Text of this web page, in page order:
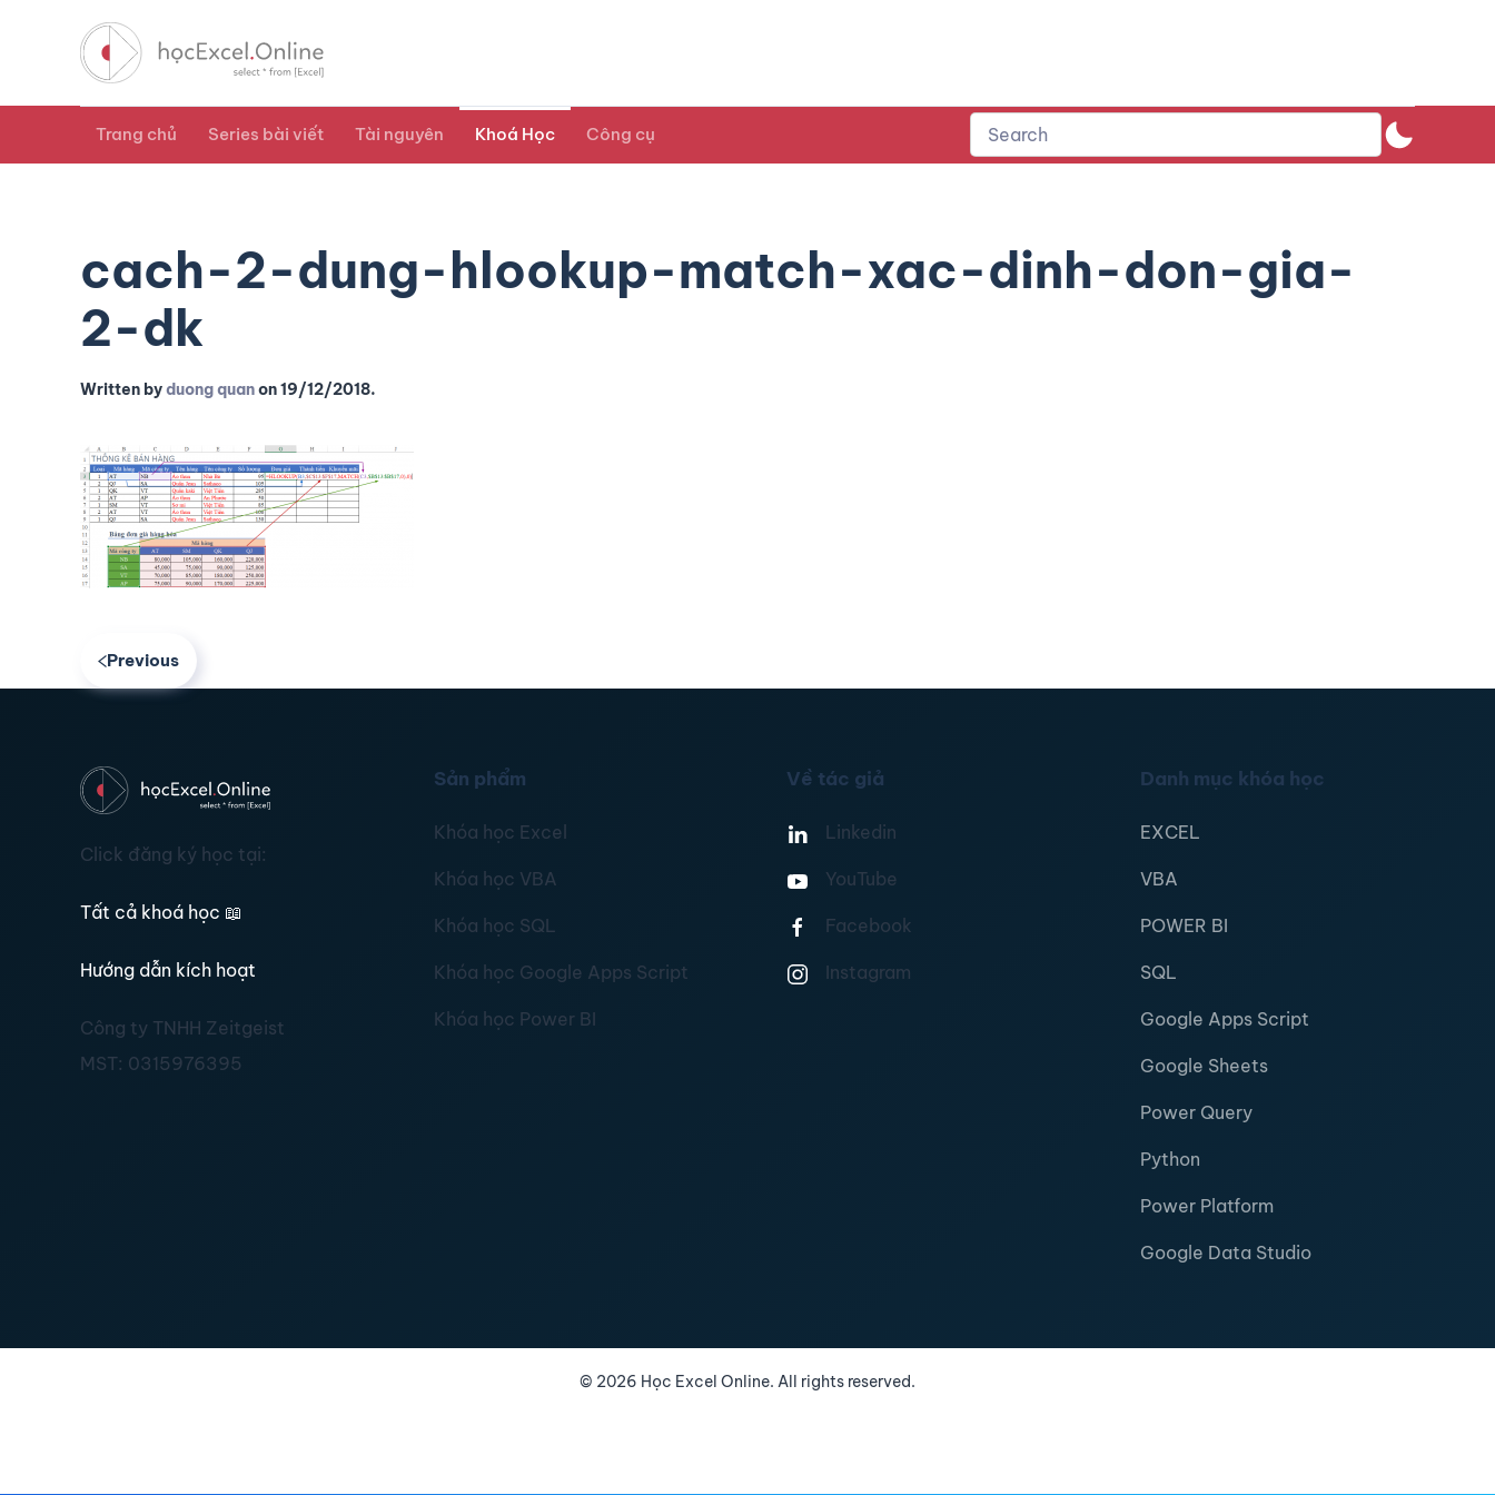
Trang chủ Series bài viết Tài nguyên Khoá Học Công cụ
cach-2-dung-hlookup-match-xac-dinh-don-gia-
2-dk
Written byduong quanon19/12/2018.
Previous
Click đăng ký học tại:
Tất cả khoá học 📖
Hướng dẫn kích hoạt
Công ty TNHH Zeitgeist
MST: 0315976395
Sản phẩm
Khóa học Excel
Khóa học VBA
Khóa học SQL
Khóa học Google Apps Script
Khóa học Power BI
Về tác giả
Linkedin
YouTube
Facebook
Instagram
Danh mục khóa học
EXCEL
VBA
POWER BI
SQL
Google Apps Script
Google Sheets
Power Query
Python
Power Platform
Google Data Studio
© 2026 Học Excel Online. All rights reserved.